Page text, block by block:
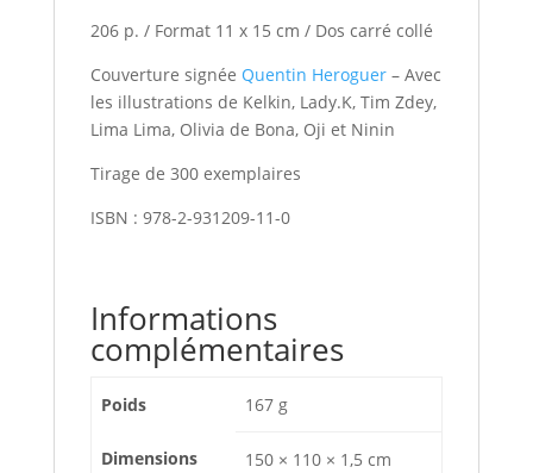
206 p. / Format 11 x 15 cm / Dos carré collé
Couverture signée Quentin Heroguer– Avec
les illustrations de Kelkin, Lady.K, Tim Zdey,
Lima Lima, Olivia de Bona, Oji et Ninin
Tirage de 300 exemplaires
ISBN : 978-2-931209-11-0
Informations
complémentaires
Poids 167 g
Dimensions 150 × 110 × 1,5 cm